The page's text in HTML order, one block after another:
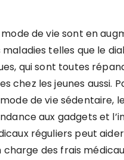
mode de vie sont en
maladies telles que le
qui sont toutes
chez les jeunes aussi.
de vie sédentaire,
aux gadgets et
réguliers peut
des frais